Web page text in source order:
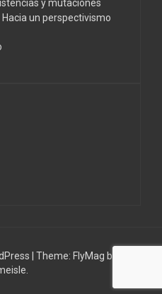
y mutaciones
Hacia un perspectivismo
Theme: FlyMag by